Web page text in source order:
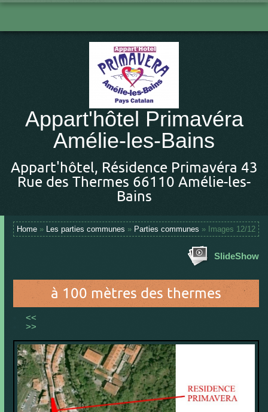
Appart'hôtel Primavéra
Amélie-les-Bains
Appart'hôtel, Résidence Primavéra 43
Rue des Thermes 66110 Amélie-les-
Bains
Home » Les parties communes » Parties communes » Images 12/12
SlideShow
à 100 mètres des thermes
<<
>>